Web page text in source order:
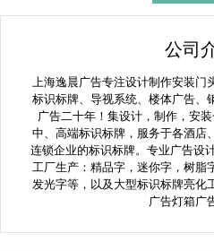
公司
上海逸晨广告专注设计制作安装门
标识标牌、导视系统、楼体广告、
广告二十年！集设计，制作，安
中、高端标识标牌，服务于各酒店
连锁企业的标识标牌。专业广告设
工厂生产：精品字，迷你字，树脂
发光字等，以及大型标识标牌亮化
广告灯箱广